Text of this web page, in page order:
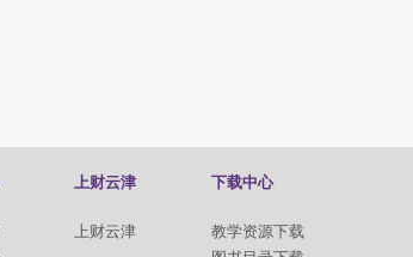
上财云津
上财云津
下载中心
教学资源下载